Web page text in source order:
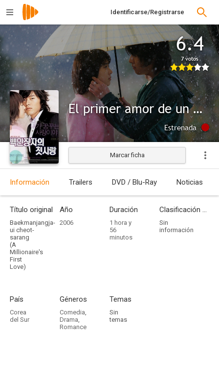
Identificarse/Registrarse
6.4
7 votos
El primer amor de un millonario
Estrenada
Marcar ficha
Información Trailers DVD / Blu-Ray Noticias
Título original
Baekmanjangja-
ui cheot-
sarang
(A
Millionaire's
First
Love)
Año
2006
Duración
1 hora y
56
minutos
Clasificación por edades
Sin
información
País
Corea
del Sur
Géneros
Comedia,
Drama,
Romance
Temas
Sin
temas